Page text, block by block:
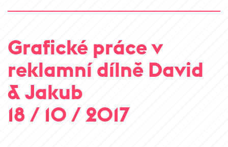
Grafické práce v
reklamní dílně David
& Jakub
18 / 10 / 2017